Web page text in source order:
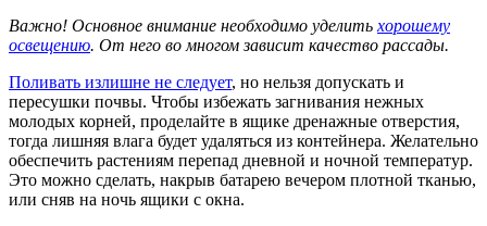
Важно! Основное внимание необходимо уделить хорошему
освещению. От него во многом зависит качество рассады.
Поливать излишне не следует, но нельзя допускать и
пересушки почвы. Чтобы избежать загнивания нежных
молодых корней, проделайте в ящике дренажные отверстия,
тогда лишняя влага будет удаляться из контейнера. Желательно
обеспечить растениям перепад дневной и ночной температур.
Это можно сделать, накрыв батарею вечером плотной тканью,
или сняв на ночь ящики с окна.